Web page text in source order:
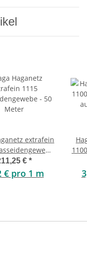
extrafein
50 Meter
€ *
€ pro 1 m